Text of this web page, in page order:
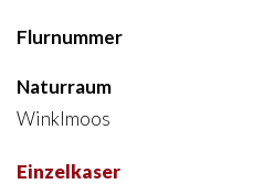
Flurnummer
Naturraum
Winklmoos
Einzelkaser